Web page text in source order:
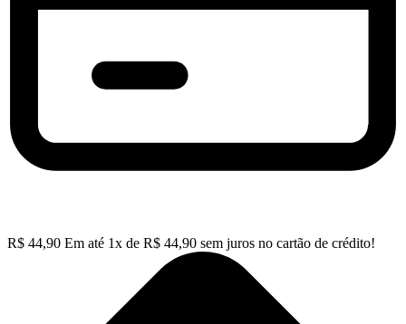
R$ 44,90 Em até 1x de R$ 44,90 sem juros no cartão de crédito!